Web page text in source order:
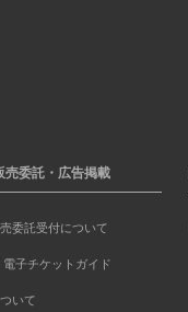
売委託・広告掲載
委託受付について
電子チケットガイド
いて